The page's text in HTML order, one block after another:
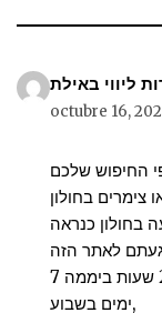
ליווי באילת
octubre 16,
בחולון
בחולון כנראה
חדרים לפי שעה בחולון עומדים לשירותכם 24 שעות ביממה 7
ימים בשבוע,